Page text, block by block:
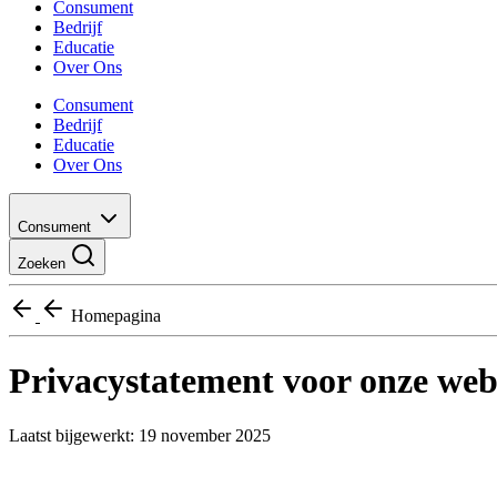
Consument
Bedrijf
Educatie
Over Ons
Consument
Bedrijf
Educatie
Over Ons
Consument
Zoeken
Homepagina
Privacystatement voor onze
Laatst bijgewerkt: 19 november 2025